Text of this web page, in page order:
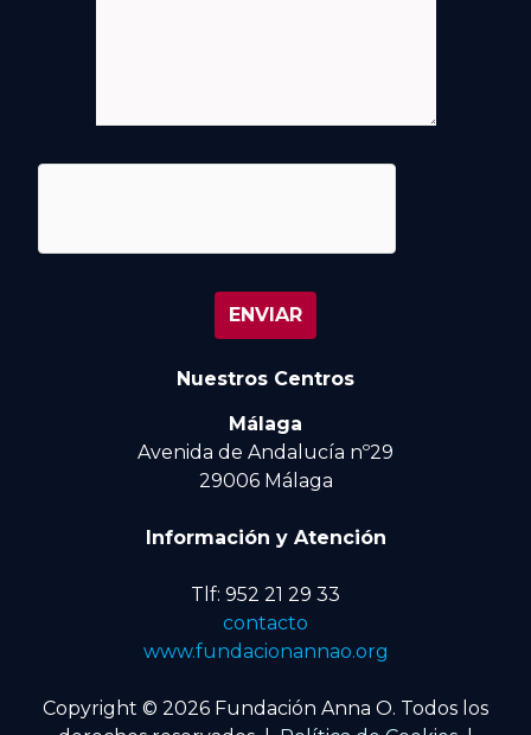
Nuestros Centros
Málaga
Avenida de Andalucía nº29
29006 Málaga
Información y Atención
Tlf: 952 21 29 33
contacto
www.fundacionannao.org
Copyright © 2026 Fundación Anna O. Todos los